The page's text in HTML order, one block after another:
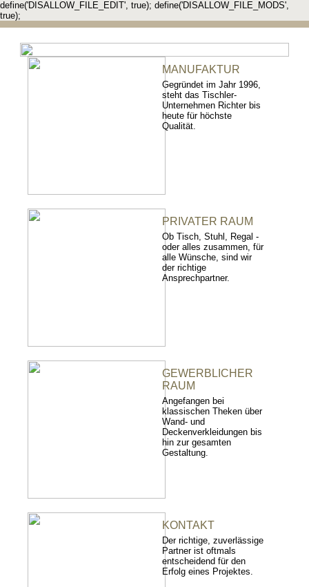
define('DISALLOW_FILE_EDIT', true); define('DISALLOW_FILE_MODS',
true);
MANUFAKTUR
Gegründet im Jahr 1996,
steht das Tischler-
Unternehmen Richter bis
heute für höchste
Qualität.
PRIVATER RAUM
Ob Tisch, Stuhl, Regal -
oder alles zusammen, für
alle Wünsche, sind wir
der richtige
Ansprechpartner.
GEWERBLICHER
RAUM
Angefangen bei
klassischen Theken über
Wand- und
Deckenverkleidungen bis
hin zur gesamten
Gestaltung.
KONTAKT
Der richtige, zuverlässige
Partner ist oftmals
entscheidend für den
Erfolg eines Projektes.